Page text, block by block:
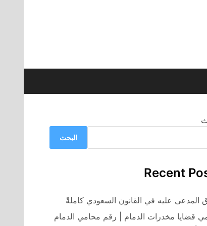
البحث
Recent
المدعى عليه في القانون السعودي كاملةً
قضايا مخدرات الدمام | رقم محامي الدمام